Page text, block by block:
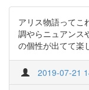
アリス物語ってこ
調やらニュアンス
の個性が出てて楽
2019-07-21